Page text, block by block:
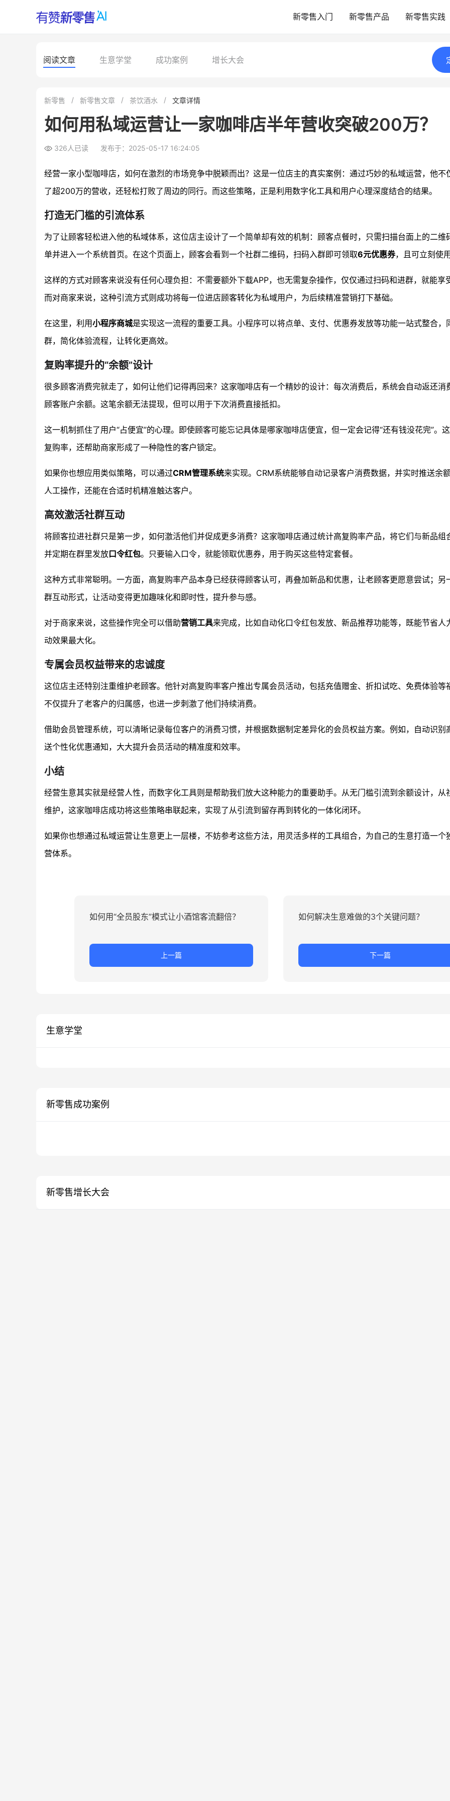
新零售入门 新零售产品 新零售实践
阅读文章 生意学堂 成功案例 增长大会
新零售 新零售文章 茶饮酒水 文章详情
如何用私域运营让一家咖啡店半年营收突破200万？
326人已读 发布于：2025-05-17 16:24:05
经营一家小型咖啡店，如何在激烈的市场竞争中脱颖而出？这是一位店主的真实案例：通过巧妙的私域运营，他不
了超200万的营收，还轻松打败了周边的同行。而这些策略，正是利用数字化工具和用户心理深度结合的结果。
打造无门槛的引流体系
为了让顾客轻松进入他的私域体系，这位店主设计了一个简单却有效的机制：顾客点餐时，只需扫描台面上的二维
单并进入一个系统首页。在这个页面上，顾客会看到一个社群二维码，扫码入群即可领取6元优惠券，且可立刻使
这样的方式对顾客来说没有任何心理负担：不需要额外下载APP，也无需复杂操作，仅仅通过扫码和进群，就能享
而对商家来说，这种引流方式则成功将每一位进店顾客转化为私域用户，为后续精准营销打下基础。
在这里，利用小程序商城是实现这一流程的重要工具。小程序可以将点单、支付、优惠券发放等功能一站式整合，
群，简化体验流程，让转化更高效。
复购率提升的“余额”设计
很多顾客消费完就走了，如何让他们记得再回来？这家咖啡店有一个精妙的设计：每次消费后，系统会自动返还消
顾客账户余额。这笔余额无法提现，但可以用于下次消费直接抵扣。
这一机制抓住了用户“占便宜”的心理。即使顾客可能忘记具体是哪家咖啡店便宜，但一定会记得“还有钱没花完”。
复购率，还帮助商家形成了一种隐性的客户锁定。
如果你也想应用类似策略，可以通过CRM管理系统来实现。CRM系统能够自动记录客户消费数据，并实时推送余
人工操作，还能在合适时机精准触达客户。
高效激活社群互动
将顾客拉进社群只是第一步，如何激活他们并促成更多消费？这家咖啡店通过统计高复购率产品，将它们与新品组
并定期在群里发放口令红包。只要输入口令，就能领取优惠券，用于购买这些特定套餐。
这种方式非常聪明。一方面，高复购率产品本身已经获得顾客认可，再叠加新品和优惠，让老顾客更愿意尝试；另
群互动形式，让活动变得更加趣味化和即时性，提升参与感。
对于商家来说，这些操作完全可以借助营销工具来完成，比如自动化口令红包发放、新品推荐功能等，既能节省人
动效果最大化。
专属会员权益带来的忠诚度
这位店主还特别注重维护老顾客。他针对高复购率客户推出专属会员活动，包括充值赠金、折扣试吃、免费体验等
不仅提升了老客户的归属感，也进一步刺激了他们持续消费。
借助会员管理系统，可以清晰记录每位客户的消费习惯，并根据数据制定差异化的会员权益方案。例如，自动识别
送个性化优惠通知，大大提升会员活动的精准度和效率。
小结
经营生意其实就是经营人性，而数字化工具则是帮助我们放大这种能力的重要助手。从无门槛引流到余额设计，从
维护，这家咖啡店成功将这些策略串联起来，实现了从引流到留存再到转化的一体化闭环。
如果你也想通过私域运营让生意更上一层楼，不妨参考这些方法，用灵活多样的工具组合，为自己的生意打造一个
营体系。
如何用“全员股东”模式让小酒馆客流翻倍？
上一篇
如何解决生意难做的3个关键问题？
下一篇
生意学堂
新零售成功案例
新零售增长大会